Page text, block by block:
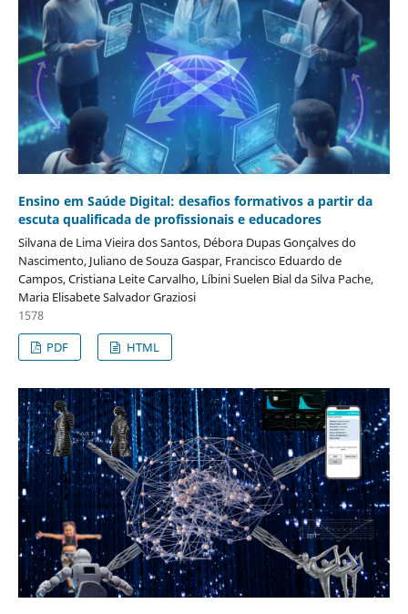
Ensino em Saúde Digital: desafios formativos a partir da
escuta qualificada de profissionais e educadores
Silvana de Lima Vieira dos Santos, Débora Dupas Gonçalves do
Nascimento, Juliano de Souza Gaspar, Francisco Eduardo de
Campos, Cristiana Leite Carvalho, Líbini Suelen Bial da Silva Pache,
Maria Elisabete Salvador Graziosi
1578
PDF
HTML